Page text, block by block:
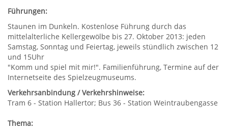
Führungen:
Staunen im Dunkeln. Kostenlose Führung durch das
mittelalterliche Kellergewölbe bis 27. Oktober 2013: jeden
Samstag, Sonntag und Feiertag, jeweils stündlich zwischen 12
und 15Uhr
"Komm und spiel mit mir!". Familienführung, Termine auf der
Internetseite des Spielzeugmuseums.
Verkehrsanbindung / Verkehrshinweise:
Tram 6 - Station Hallertor; Bus 36 - Station Weintraubengasse
Thema: